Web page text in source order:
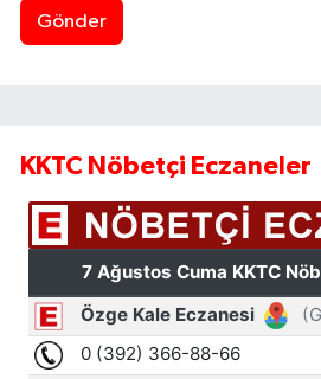
Gönder
KKTC Nöbetçi Eczaneler